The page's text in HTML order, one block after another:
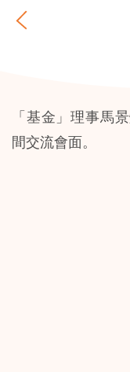
「基金」理事馬
間交流會面。